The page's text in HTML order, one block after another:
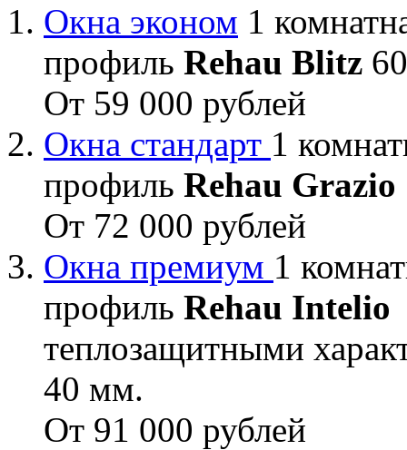
Окна эконом 1
профиль Rehau Blitz
От 59 000 рублей
Окна стандарт 1
профиль Rehau Grazio
От 72 000 рублей
Окна премиум 1
профиль Rehau Intelio
теплозащитными
40 мм.
От 91 000 рублей